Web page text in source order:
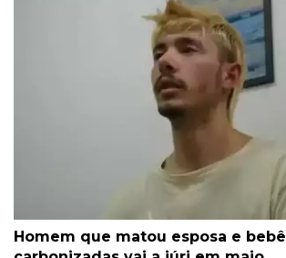
Homem que matou esposa e bebê